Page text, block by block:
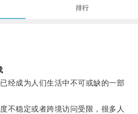
排行
成为人们生活中不可或缺的一部
稳定或者跨境访问受限，很多人